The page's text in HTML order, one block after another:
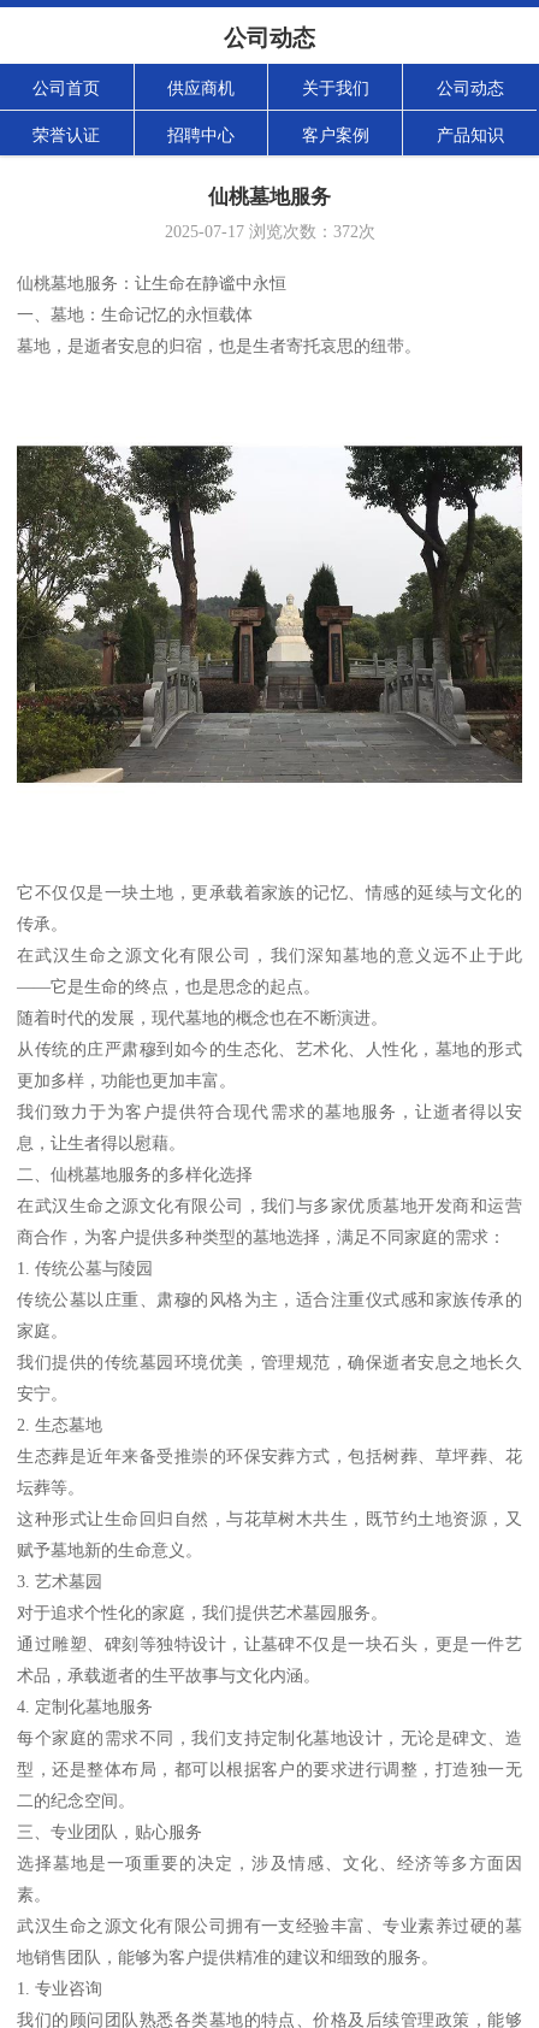
公司动态
公司首页 供应商机 关于我们 公司动态
荣誉认证 招聘中心 客户案例 产品知识
仙桃墓地服务
2025-07-17浏览次数： 372次
仙桃墓地服务：让生命在静谧中永恒
一、墓地：生命记忆的永恒载体
墓地，是逝者安息的归宿，也是生者寄托哀思的纽带。
它不仅仅是一块土地，更承载着家族的记忆、情感的延续与文化的
传承。
在武汉生命之源文化有限公司，我们深知墓地的意义远不止于此
——它是生命的终点，也是思念的起点。
随着时代的发展，现代墓地的概念也在不断演进。
从传统的庄严肃穆到如今的生态化、艺术化、人性化，墓地的形式
更加多样，功能也更加丰富。
我们致力于为客户提供符合现代需求的墓地服务，让逝者得以安
息，让生者得以慰藉。
二、仙桃墓地服务的多样化选择
在武汉生命之源文化有限公司，我们与多家优质墓地开发商和运营
商合作，为客户提供多种类型的墓地选择，满足不同家庭的需求：
1. 传统公墓与陵园
传统公墓以庄重、肃穆的风格为主，适合注重仪式感和家族传承的
家庭。
我们提供的传统墓园环境优美，管理规范，确保逝者安息之地长久
安宁。
2. 生态墓地
生态葬是近年来备受推崇的环保安葬方式，包括树葬、草坪葬、花
坛葬等。
这种形式让生命回归自然，与花草树木共生，既节约土地资源，又
赋予墓地新的生命意义。
3. 艺术墓园
对于追求个性化的家庭，我们提供艺术墓园服务。
通过雕塑、碑刻等独特设计，让墓碑不仅是一块石头，更是一件艺
术品，承载逝者的生平故事与文化内涵。
4. 定制化墓地服务
每个家庭的需求不同，我们支持定制化墓地设计，无论是碑文、造
型，还是整体布局，都可以根据客户的要求进行调整，打造独一无
二的纪念空间。
三、专业团队，贴心服务
选择墓地是一项重要的决定，涉及情感、文化、经济等多方面因
素。
武汉生命之源文化有限公司拥有一支经验丰富、专业素养过硬的墓
地销售团队，能够为客户提供精准的建议和细致的服务。
1. 专业咨询
我们的顾问团队熟悉各类墓地的特点、价格及后续管理政策，能够